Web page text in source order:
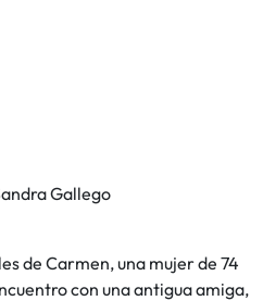
Gallego
de Carmen, una mujer de 74
con una antigua amiga,